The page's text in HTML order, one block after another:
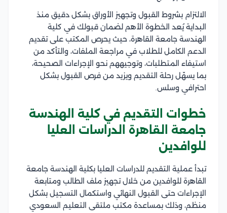
الالتزام بشروط القبول وتجهيز الأوراق بشكل دقيق منذ
البداية يُعد الخطوة الأهم لضمان قبولك في كلية
الهندسة جامعة القاهرة، حيث يحرص المكتب على تقديم
الدعم الكامل للطلاب في مراجعة الملفات، والتأكد من
استيفاء المتطلبات، وتوجيههم نحو الإجراءات الصحيحة،
بما يسهّل رحلة التقديم ويزيد من فرص القبول بشكل
احترافي وسلس.
خطوات التقديم في كلية الهندسة
جامعة القاهرة الدراسات العليا
للوافدين
تبدأ عملية التقديم للدراسات العليا بكلية الهندسة جامعة
القاهرة للوافدين من خلال تجهيز ملف الطالب ومتابعة
الإجراءات حتى القبول النهائي واستكمال التسجيل بشكل
منظم، وذلك بمساعدة مكتب ملتقى التعليم السعودي